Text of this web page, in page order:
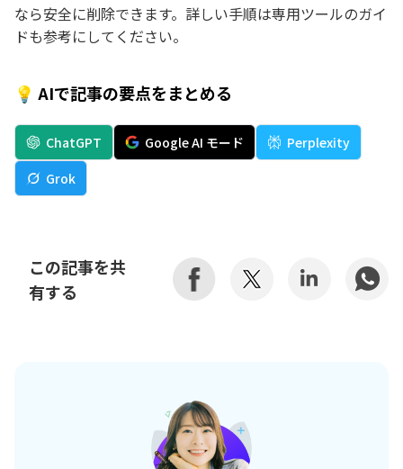
なら安全に削除できます。詳しい手順は専用ツールのガイ
ドも参考にしてください。
💡 AIで記事の要点をまとめる
ChatGPT Google AI モード
Perplexity
Grok
この記事を共
有する